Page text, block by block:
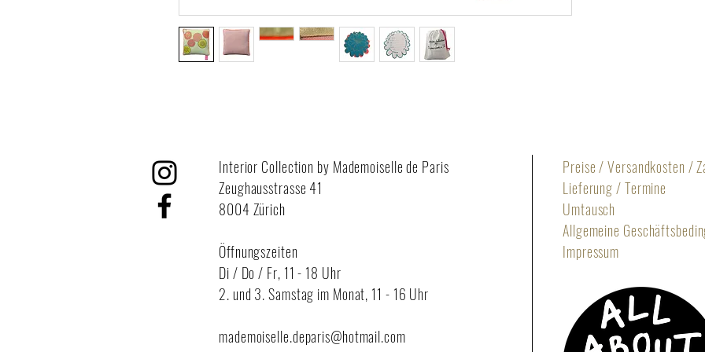
Interior Collection by Mademoiselle de Paris
Zeughausstrasse 41
8004 Zürich
Öffnungszeiten
Di / Do / Fr, 11 - 18 Uhr
2. und 3. Samstag im Monat, 11 - 16 Uhr
mademoiselle.deparis@hotmail.com
Preise / Versandkosten /
Lieferung / Termine
Umtausch
Allgemeine
Impressum